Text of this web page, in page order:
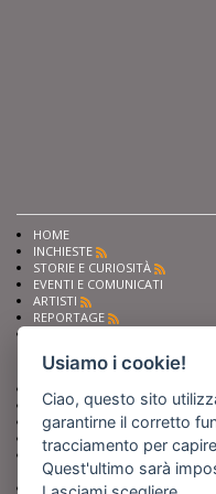
HOME
INCHIESTE
STORIE E CURIOSITÀ
EVENTI E COMUNICATI
ARTISTI
REPORTAGE
Scrivi alla redazione
Fai pubblicità con noi
Sostieni Barinedita
Iscriviti al nostro corso di
giornalismo
Compra i nostri libri
Usiamo i cookie!
Ciao, questo sito
garantirne il corretto
tracciamento per
Quest'ultimo sarà